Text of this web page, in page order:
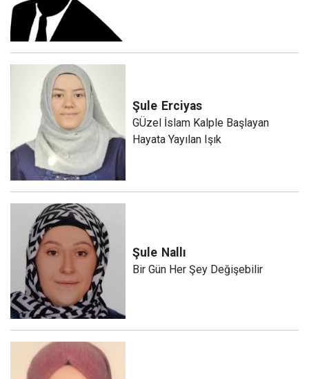
Şule Erciyas
GÜzel İslam Kalple Başlayan
Hayata Yayılan Işık
Şule Nallı
Bir Gün Her Şey Değişebilir